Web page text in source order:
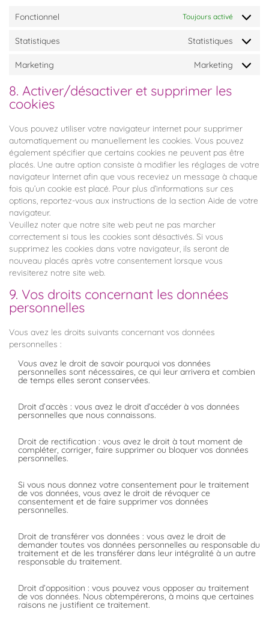
Fonctionnel Toujours activé
Statistiques Statistiques
Marketing Marketing
8. Activer/désactiver et supprimer les
cookies
Vous pouvez utiliser votre navigateur internet pour supprimer
automatiquement ou manuellement les cookies. Vous pouvez
également spécifier que certains cookies ne peuvent pas être
placés. Une autre option consiste à modifier les réglages de votre
navigateur Internet afin que vous receviez un message à chaque
fois qu’un cookie est placé. Pour plus d’informations sur ces
options, reportez-vous aux instructions de la section Aide de votre
navigateur.
Veuillez noter que notre site web peut ne pas marcher
correctement si tous les cookies sont désactivés. Si vous
supprimez les cookies dans votre navigateur, ils seront de
nouveau placés après votre consentement lorsque vous
revisiterez notre site web.
9. Vos droits concernant les données
personnelles
Vous avez les droits suivants concernant vos données
personnelles :
Vous avez le droit de savoir pourquoi vos données
personnelles sont nécessaires, ce qui leur arrivera et combien
de temps elles seront conservées.
Droit d’accès : vous avez le droit d’accéder à vos données
personnelles que nous connaissons.
Droit de rectification : vous avez le droit à tout moment de
compléter, corriger, faire supprimer ou bloquer vos données
personnelles.
Si vous nous donnez votre consentement pour le traitement
de vos données, vous avez le droit de révoquer ce
consentement et de faire supprimer vos données
personnelles.
Droit de transférer vos données : vous avez le droit de
demander toutes vos données personnelles au responsable du
traitement et de les transférer dans leur intégralité à un autre
responsable du traitement.
Droit d’opposition : vous pouvez vous opposer au traitement
de vos données. Nous obtempérerons, à moins que certaines
raisons ne justifient ce traitement.